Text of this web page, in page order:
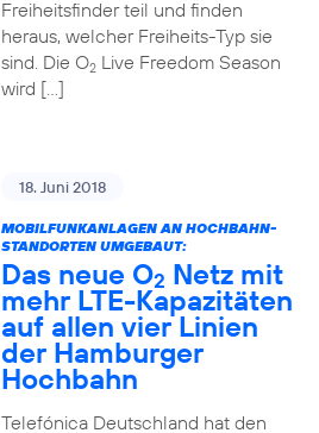
Freiheitsfinder teil und finden
heraus, welcher Freiheits-Typ sie
sind. Die O2Live Freedom Season
wird […]
18. Juni 2018
MOBILFUNKANLAGEN AN HOCHBAHN-
STANDORTEN UMGEBAUT:
Das neue O2 Netz mit
mehr LTE-Kapazitäten
auf allen vier Linien
der Hamburger
Hochbahn
Telefónica Deutschland hat den